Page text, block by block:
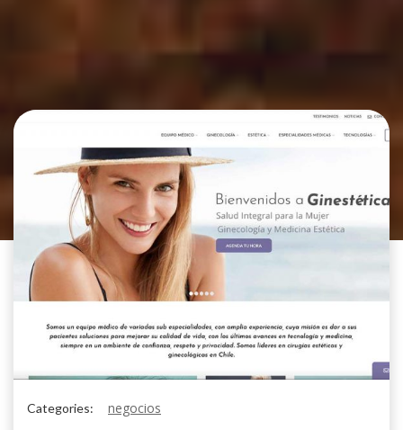
Categories: negocios